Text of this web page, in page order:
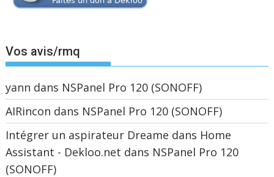
Vos avis/rmq
yann dans NSPanel Pro 120 (SONOFF)
AIRincon dans NSPanel Pro 120 (SONOFF)
Intégrer un aspirateur Dreame dans Home
Assistant - Dekloo.net dans NSPanel Pro 120
(SONOFF)